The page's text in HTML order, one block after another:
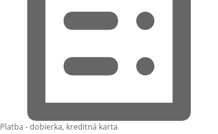
Platba - dobierka, kreditná karta